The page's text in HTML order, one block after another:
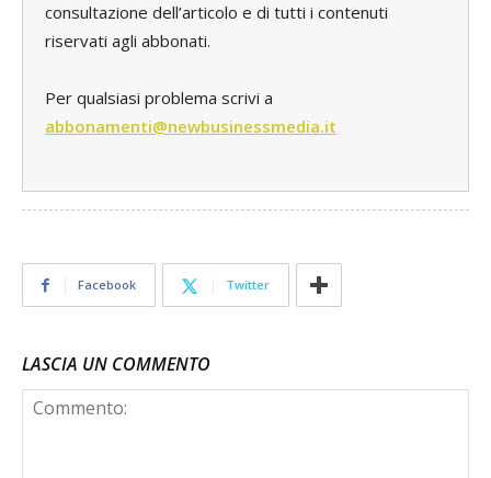
consultazione dell’articolo e di tutti i contenuti
riservati agli abbonati.
Per qualsiasi problema scrivi a
abbonamenti@newbusinessmedia.it
Facebook Twitter
LASCIA UN COMMENTO